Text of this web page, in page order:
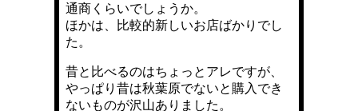
通商くらいでしょうか。
ほかは、比較的新しいお店ばかりでし
た。
昔と比べるのはちょっとアレですが、
やっぱり昔は秋葉原でないと購入でき
ないものが沢山ありました。